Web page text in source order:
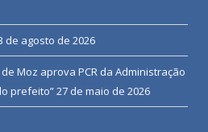
de agosto de 2026
Moz aprova PCR da Administração
prefeito”27 de maio de 2026